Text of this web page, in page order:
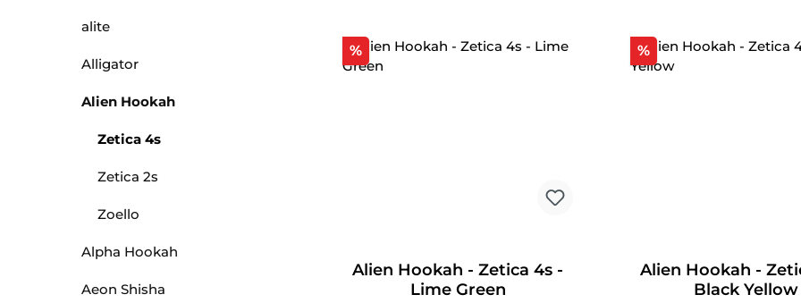
alite
Alligator
Alien Hookah
Zetica 4s
Zetica 2s
Zoello
Alpha Hookah
Aeon Shisha
%Rabatt
Alien Hookah - Zetica 4s -
Lime Green
%Rabatt
Alien Hookah -
Black Yellow